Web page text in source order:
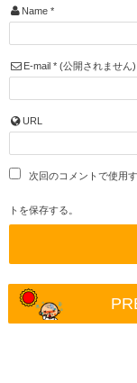
Name *
E-mail *(公開されません)
URL
次回のコメントで使用
トを保存する。